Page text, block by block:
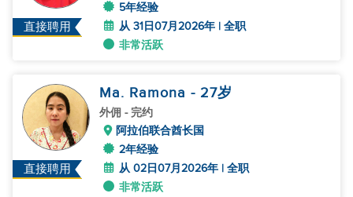
直接聘用
5年经验
从 31日07月2026年 | 全职
非常活跃
直接聘用
Ma. Ramona - 27岁
外佣 - 完约
阿拉伯联合酋长国
2年经验
从 02日07月2026年 | 全职
非常活跃